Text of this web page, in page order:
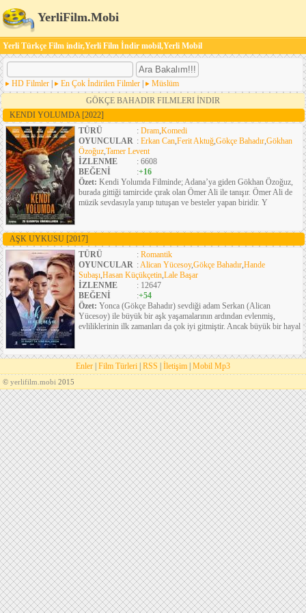
YerliFilm.Mobi
Yerli Türkçe Film indir,Yerli Film İndir mobil,Yerli Mobil
HD Filmler En Çok İndirilen Filmler
Müslüm
GÖKÇE BAHADIR FILMLERI İNDIR
KENDI YOLUMDA [2022]
TÜRÜ
: Dram,Komedi
OYUNCULAR : Erkan Can,Ferit Aktuğ,Gökçe Bahadır,Gökhan
Özoğuz,Tamer Levent
İZLENME
: 6608
BEĞENİ
:+16
Özet: Kendi Yolumda Filminde; Adana’ya giden Gökhan Özoğuz,
burada gittiği tamircide çırak olan Ömer Ali ile tanışır. Ömer Ali de
müzik sevdasıyla yanıp tutuşan ve besteler yapan biridir. Y
AŞK UYKUSU [2017]
TÜRÜ
: Romantik
OYUNCULAR :Alican Yücesoy,Gökçe Bahadır,Hande
Subaşı,Hasan Küçükçetin,Lale Başar
İZLENME
: 12647
BEĞENİ
:+54
Özet: Yonca (Gökçe Bahadır) sevdiği adam Serkan (Alican
Yücesoy) ile büyük bir aşk yaşamalarının ardından evlenmiş,
evliliklerinin ilk zamanları da çok iyi gitmiştir. Ancak büyük bir hayal
Enler Film Türleri RSS İletişim Mobil Mp3
© yerlifilm.mobi 2015